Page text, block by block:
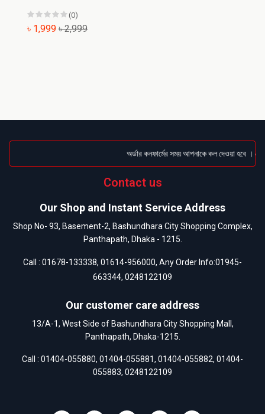
(0)
৳ 1,999 ৳ 2,999
অর্ডার কনফার্মের সময় আপনাকে কল দেওয়া হবে ।
Contact us
Our Shop and Instant Service Address
Shop No- 93, Basement-2, Bashundhara City Shopping Complex,
Panthapath, Dhaka - 1215.
Call : 01678-133338, 01614-956000, Any Order Info:01945-
663344, 0248122109
Our customer care address
13/A-1, West Side of Bashundhara City Shopping Mall,
Panthapath, Dhaka-1215.
Call : 01404-055880, 01404-055881, 01404-055882, 01404-
055883, 0248122109